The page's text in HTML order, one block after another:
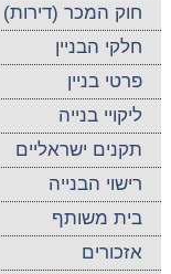
חוק המכר (דירות)
חלקי הבניין
פרטי בניין
ליקויי בנייה
תקנים ישראליים
רישוי הבנייה
בית משותף
אזכורים